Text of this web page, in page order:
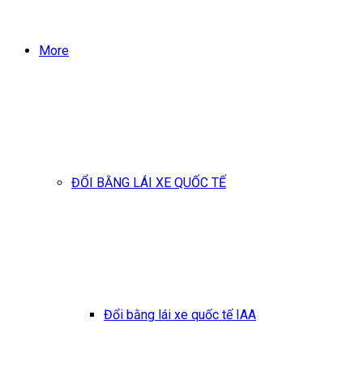
More
ĐỔI BẰNG LÁI XE QUỐC TẾ
Đổi bằng lái xe quốc tế IAA